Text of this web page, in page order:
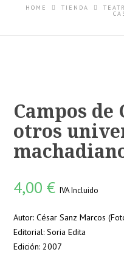
HOME TIENDA
Campos
otros
4,00€ IVA Incluido
Autor: César Sanz Marcos
Editorial: Soria Edita
Edición: 2007